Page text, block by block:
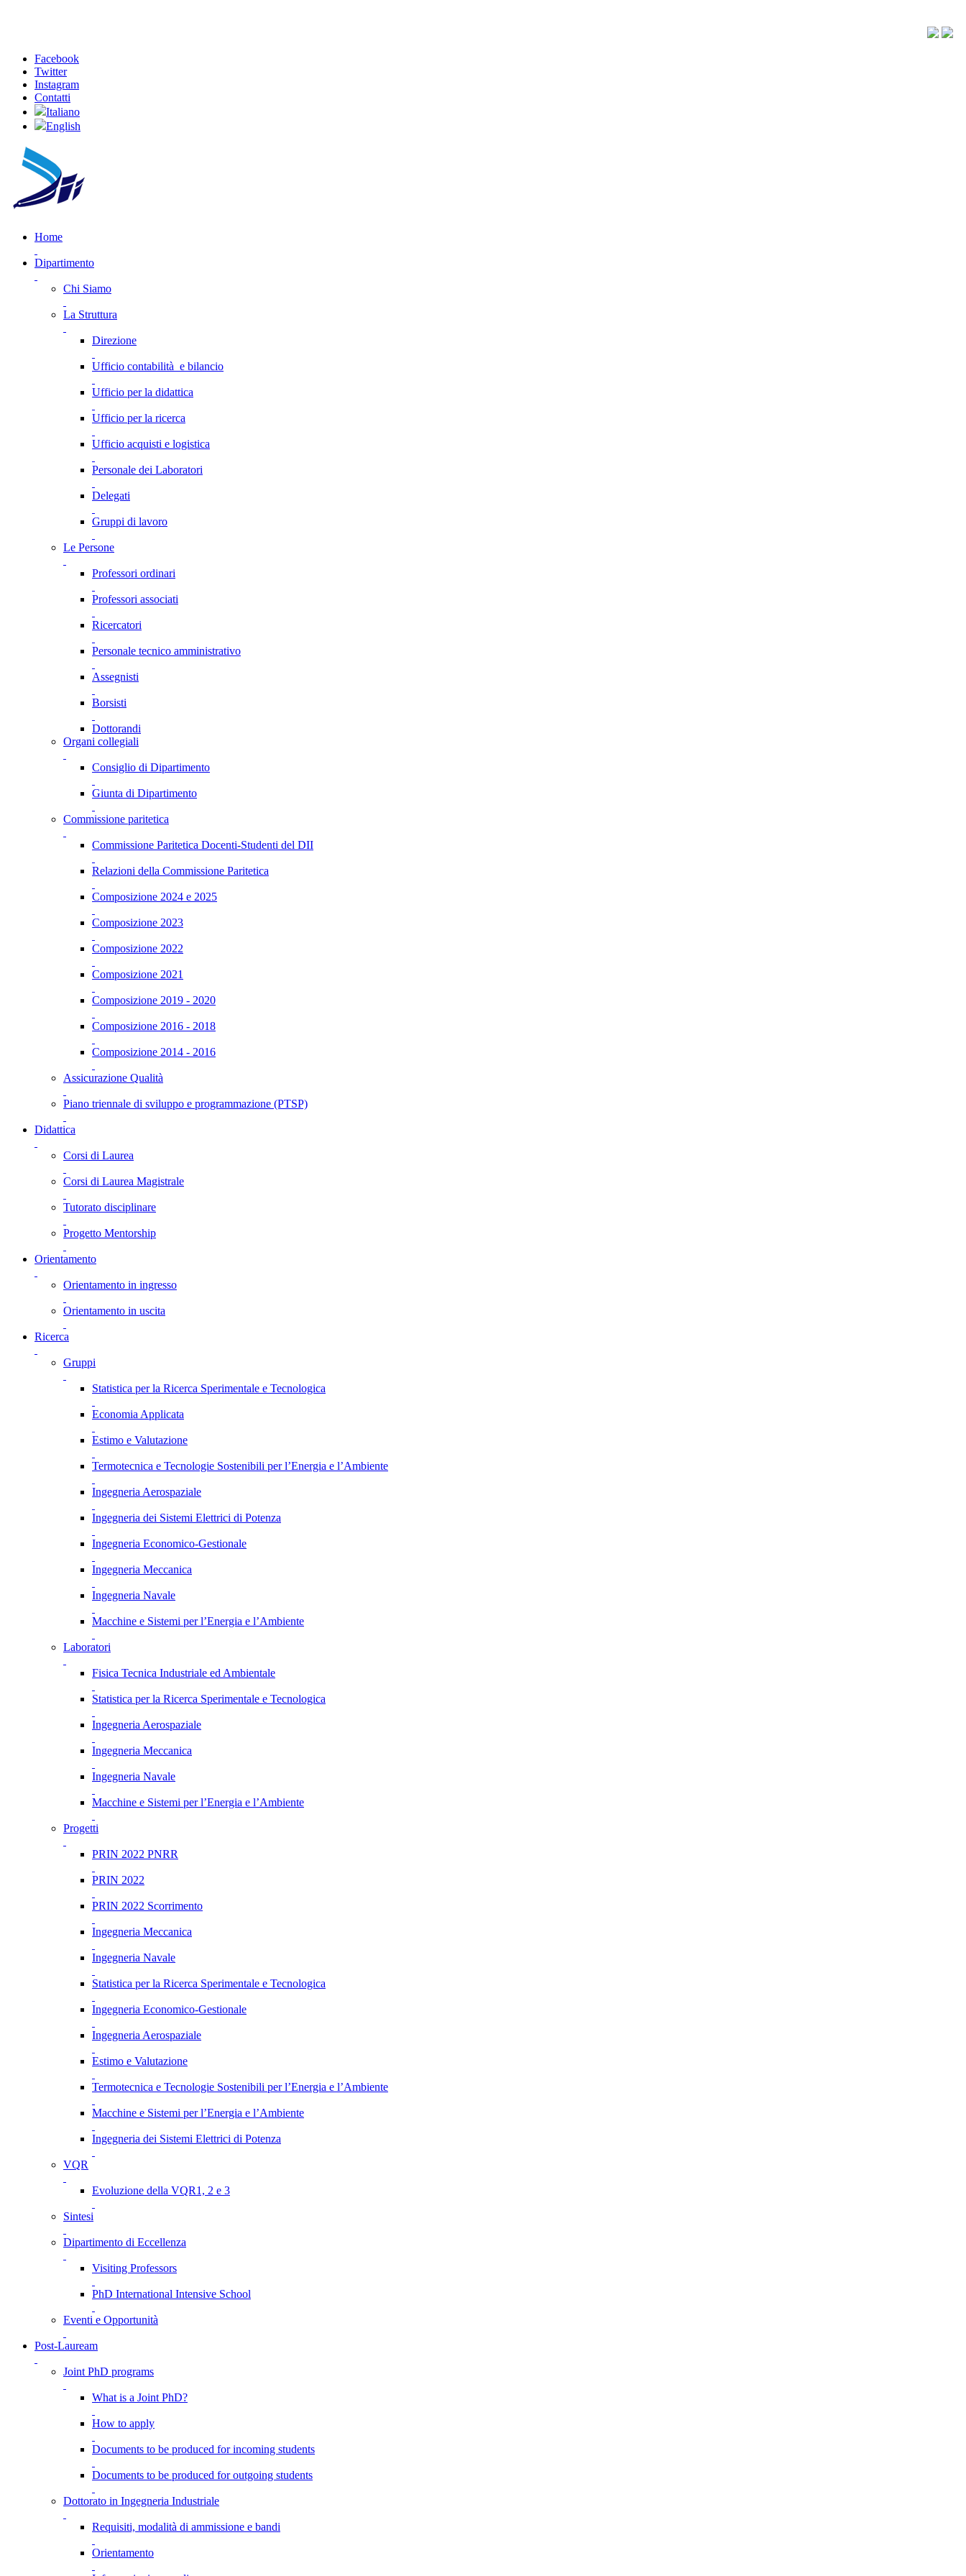
Facebook
Twitter
Instagram
Contatti
Italiano
English
Home
Dipartimento
Chi Siamo
La Struttura
Direzione
Ufficio contabilità e bilancio
Ufficio per la didattica
Ufficio per la ricerca
Ufficio acquisti e logistica
Personale dei Laboratori
Delegati
Gruppi di lavoro
Le Persone
Professori ordinari
Professori associati
Ricercatori
Personale tecnico amministrativo
Assegnisti
Borsisti
Dottorandi
Organi collegiali
Consiglio di Dipartimento
Giunta di Dipartimento
Commissione paritetica
Commissione Paritetica Docenti-Studenti del DII
Relazioni della Commissione Paritetica
Composizione 2024 e 2025
Composizione 2023
Composizione 2022
Composizione 2021
Composizione 2019 - 2020
Composizione 2016 - 2018
Composizione 2014 - 2016
Assicurazione Qualità
Piano triennale di sviluppo e programmazione (PTSP)
Didattica
Corsi di Laurea
Corsi di Laurea Magistrale
Tutorato disciplinare
Progetto Mentorship
Orientamento
Orientamento in ingresso
Orientamento in uscita
Ricerca
Gruppi
Statistica per la Ricerca Sperimentale e Tecnologica
Economia Applicata
Estimo e Valutazione
Termotecnica e Tecnologie Sostenibili per l’Energia e l’Ambiente
Ingegneria Aerospaziale
Ingegneria dei Sistemi Elettrici di Potenza
Ingegneria Economico-Gestionale
Ingegneria Meccanica
Ingegneria Navale
Macchine e Sistemi per l’Energia e l’Ambiente
Laboratori
Fisica Tecnica Industriale ed Ambientale
Statistica per la Ricerca Sperimentale e Tecnologica
Ingegneria Aerospaziale
Ingegneria Meccanica
Ingegneria Navale
Macchine e Sistemi per l’Energia e l’Ambiente
Progetti
PRIN 2022 PNRR
PRIN 2022
PRIN 2022 Scorrimento
Ingegneria Meccanica
Ingegneria Navale
Statistica per la Ricerca Sperimentale e Tecnologica
Ingegneria Economico-Gestionale
Ingegneria Aerospaziale
Estimo e Valutazione
Termotecnica e Tecnologie Sostenibili per l’Energia e l’Ambiente
Macchine e Sistemi per l’Energia e l’Ambiente
Ingegneria dei Sistemi Elettrici di Potenza
VQR
Evoluzione della VQR1, 2 e 3
Sintesi
Dipartimento di Eccellenza
Visiting Professors
PhD International Intensive School
Eventi e Opportunità
Post-Lauream
Joint PhD programs
What is a Joint PhD?
How to apply
Documents to be produced for incoming students
Documents to be produced for outgoing students
Dottorato in Ingegneria Industriale
Requisiti, modalità di ammissione e bandi
Orientamento